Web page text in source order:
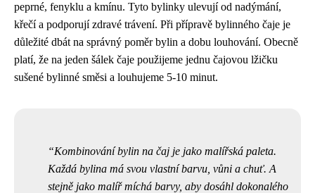
peprné, fenyklu a kmínu. Tyto bylinky ulevují od nadýmání,
křečí a podporují zdravé trávení. Při přípravě bylinného čaje je
důležité dbát na správný poměr bylin a dobu louhování. Obecně
platí, že na jeden šálek čaje použijeme jednu čajovou lžičku
sušené bylinné směsi a louhujeme 5-10 minut.
Kombinování bylin na čaj je jako malířská paleta.
Každá bylina má svou vlastní barvu, vůni a chuť. A
stejně jako malíř míchá barvy, aby dosáhl dokonalého